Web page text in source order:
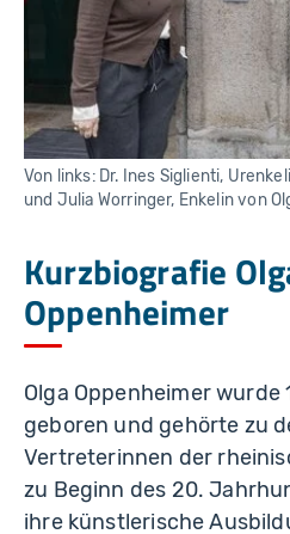
Von links: Dr. Ines Siglienti,
und Julia Worringer, Enkelin von
Kurzbiografie
Oppenheimer
Olga Oppenheimer wurde
geboren und gehörte zu
Vertreterinnen der
zu Beginn des 20.
ihre künstlerische